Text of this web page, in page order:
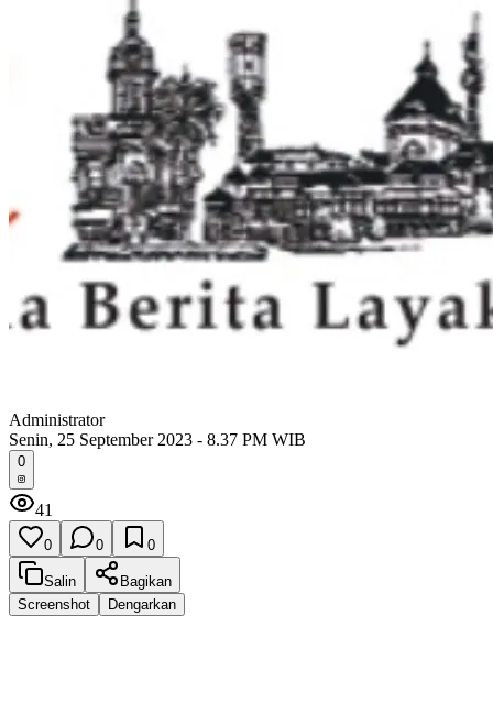
Administrator
Senin, 25 September 2023 - 8.37 PM WIB
0
41
0 0 0
Salin
Bagikan
Screenshot
Dengarkan